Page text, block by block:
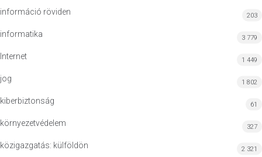
információ röviden 203
informatika 3 779
Internet 1 449
jog 1 802
kiberbiztonság 61
környezetvédelem 327
közigazgatás: külföldön 2 321